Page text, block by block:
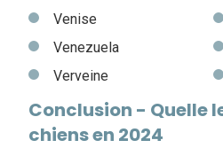
Venise
Venezuela
Verveine
Conclusion - Quelle
chiens en 2024